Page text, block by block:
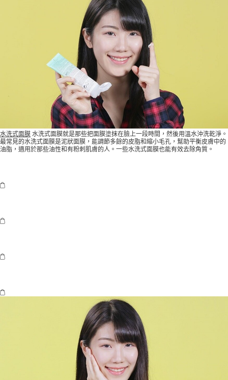
水洗式面膜 水洗式面膜就是那些把面膜塗抹在臉上一段時間，然後用溫水沖洗乾淨。
最常見的水洗式面膜是泥狀面膜，能調節多餘的皮脂和縮小毛孔，幫助平衡皮膚中的
油脂，適用於那些油性和有粉刺肌膚的人。一些水洗式面膜也能有效去除角質。